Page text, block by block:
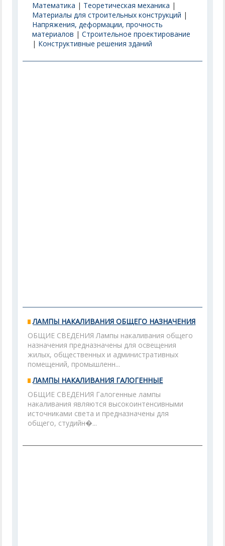
Математика | Теоретическая механика |
Материалы для строительных конструкций |
Напряжения, деформации, прочность
материалов |Строительное проектирование
| Конструктивные решения зданий
ЛАМПЫ НАКАЛИВАНИЯ ОБЩЕГО НАЗНАЧЕНИЯ
ОБЩИЕ СВЕДЕНИЯ Лампы накаливания общего
назначения предназначены для освещения
жилых, общественных и административных
помещений, промышленн...
ЛАМПЫ НАКАЛИВАНИЯ ГАЛОГЕННЫЕ
ОБЩИЕ СВЕДЕНИЯ Галогенные лампы
накаливания являются высокоинтенсивными
источниками света и предназначены для
общего, студийн�...